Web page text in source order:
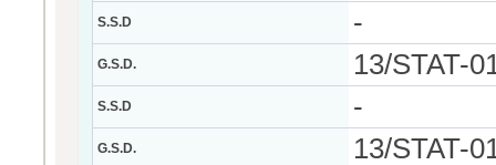
S.S.D -
G.S.D. 13/STAT-
S.S.D -
G.S.D. 13/STAT-